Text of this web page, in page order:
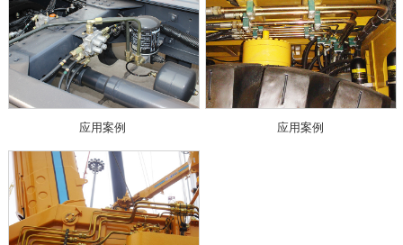
应用案例 应用案例